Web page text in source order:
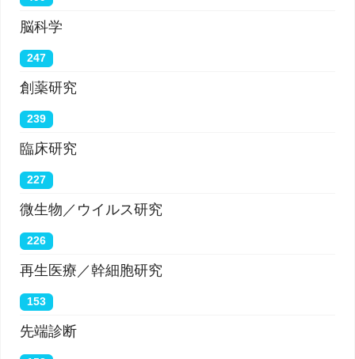
脳科学
247
創薬研究
239
臨床研究
227
微生物／ウイルス研究
226
再生医療／幹細胞研究
153
先端診断